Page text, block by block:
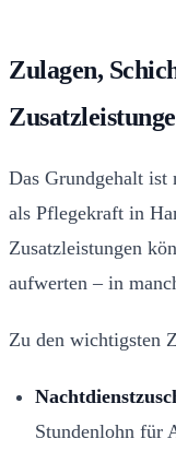
Zulagen,
Das Grundgehalt ist
als Pflegekraft in
Zusatzleistungen
aufwerten – in
Zu den wichtigsten
Stundenlohn für